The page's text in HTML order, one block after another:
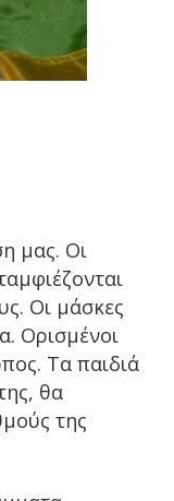
μας. Οι
Οι μάσκες
Ορισμένοι
Τα παιδιά
θα
της